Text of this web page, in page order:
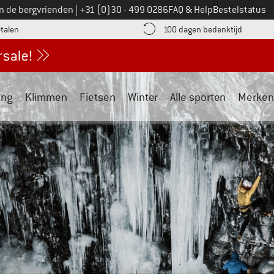
de bergvrienden Bel ons op
+31 (0)30 - 499 0286FAQ & HelpBestelstatus
vind de betalingsinformatie hier! Opent in een infovak
100 dagen bedenktijd Vind
Klimmen Fietsen Winter Alle sporten Merken